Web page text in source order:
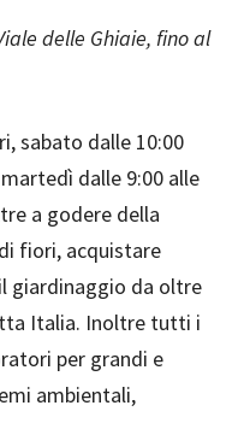
delle Ghiaie, fino al
sabato dalle 10:00
dalle 9:00 alle
a godere della
fiori, acquistare
giardinaggio da oltre
Italia. Inoltre tutti i
per grandi e
ambientali,